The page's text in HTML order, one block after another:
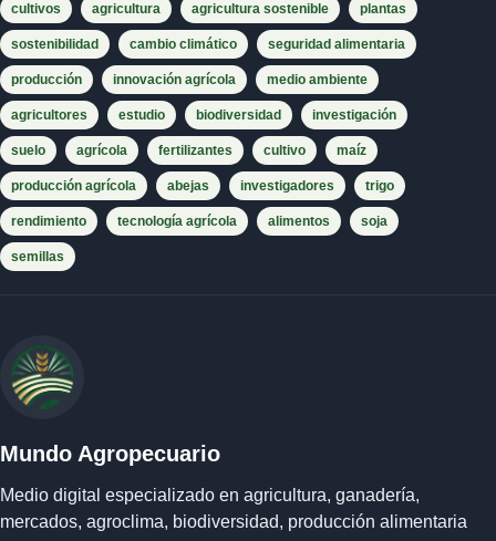
cultivos agricultura agricultura sostenible plantas
sostenibilidad cambio climático seguridad alimentaria
producción innovación agrícola medio ambiente
agricultores estudio biodiversidad investigación
suelo agrícola fertilizantes cultivo maíz
producción agrícola abejas investigadores trigo
rendimiento tecnología agrícola alimentos soja
semillas
Mundo Agropecuario
Medio digital especializado en agricultura, ganadería,
mercados, agroclima, biodiversidad, producción alimentaria